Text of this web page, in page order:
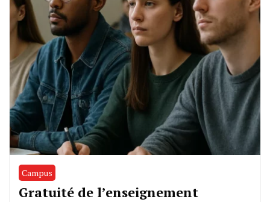
Campus
Gratuité de l’enseignement